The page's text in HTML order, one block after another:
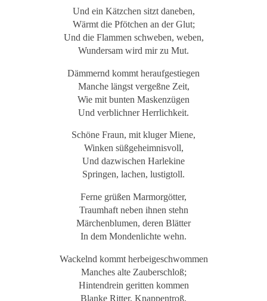
Und ein Kätzchen sitzt daneben,
Wärmt die Pfötchen an der Glut;
Und die Flammen schweben, weben,
Wundersam wird mir zu Mut.
Dämmernd kommt heraufgestiegen
Manche längst vergeßne Zeit,
Wie mit bunten Maskenzügen
Und verblichner Herrlichkeit.
Schöne Fraun, mit kluger Miene,
Winken süßgeheimnisvoll,
Und dazwischen Harlekine
Springen, lachen, lustigtoll.
Ferne grüßen Marmorgötter,
Traumhaft neben ihnen stehn
Märchenblumen, deren Blätter
In dem Mondenlichte wehn.
Wackelnd kommt herbeigeschwommen
Manches alte Zauberschloß;
Hintendrein geritten kommen
Blanke Ritter, Knappentroß.